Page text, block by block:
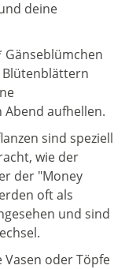
deine
Gänseblümchen
aufhellen.
sind speziell
wie der
der "Money
oft als
und sind
oder Töpfe